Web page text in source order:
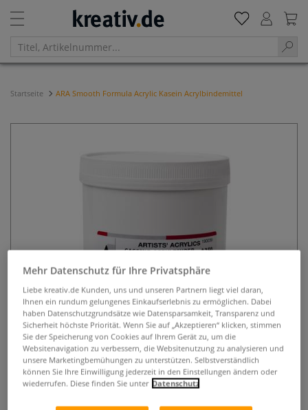
Startseite ARA Smooth Formula Acrylic Kasein Acrylbindemittel
Mehr Datenschutz für Ihre Privatsphäre
Liebe kreativ.de Kunden, uns und unseren Partnern liegt viel daran,
Ihnen ein rundum gelungenes Einkaufserlebnis zu ermöglichen. Dabei
haben Datenschutzgrundsätze wie Datensparsamkeit, Transparenz und
Sicherheit höchste Priorität. Wenn Sie auf „Akzeptieren“ klicken, stimmen
Sie der Speicherung von Cookies auf Ihrem Gerät zu, um die
Websitenavigation zu verbessern, die Websitenutzung zu analysieren und
unsere Marketingbemühungen zu unterstützen. Selbstverständlich
können Sie Ihre Einwilligung jederzeit in den Einstellungen ändern oder
wiederrufen. Diese finden Sie unter Datenschutz